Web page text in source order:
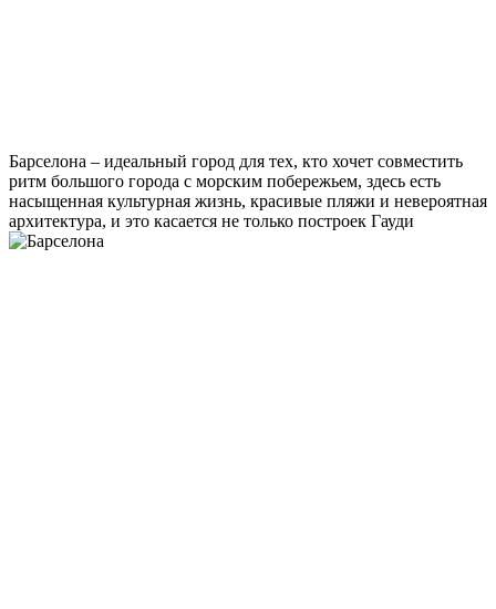
Барселона – идеальный город для тех, кто хочет совместить
ритм большого города с морским побережьем, здесь есть
насыщенная культурная жизнь, красивые пляжи и невероятная
архитектура, и это касается не только построек Гауди